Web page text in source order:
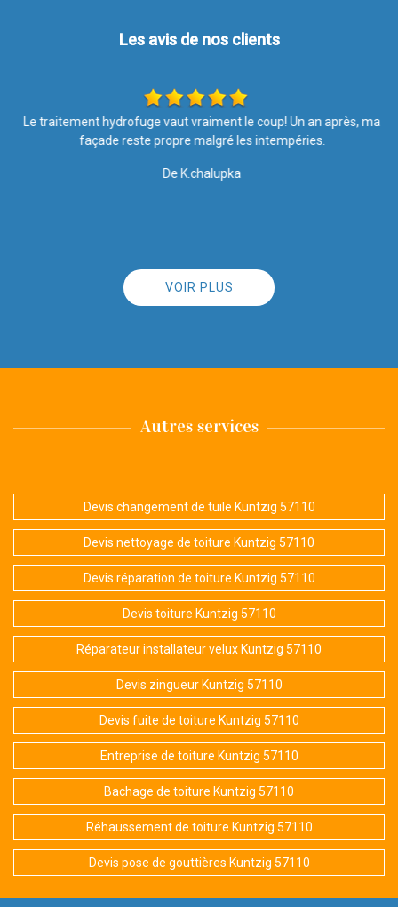
Les avis de nos clients
Le traitement hydrofuge vaut vraiment le coup! Un an après, ma
façade reste propre malgré les intempéries.
De K.chalupka
VOIR PLUS
Autres services
Devis changement de tuile Kuntzig 57110
Devis nettoyage de toiture Kuntzig 57110
Devis réparation de toiture Kuntzig 57110
Devis toiture Kuntzig 57110
Réparateur installateur velux Kuntzig 57110
Devis zingueur Kuntzig 57110
Devis fuite de toiture Kuntzig 57110
Entreprise de toiture Kuntzig 57110
Bachage de toiture Kuntzig 57110
Réhaussement de toiture Kuntzig 57110
Devis pose de gouttières Kuntzig 57110